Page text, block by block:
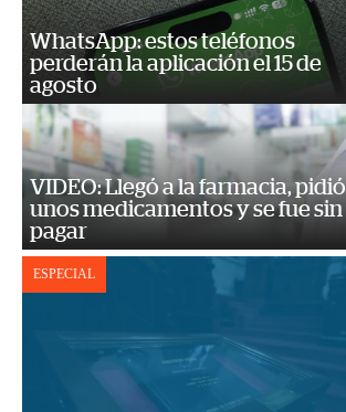
WhatsApp: estos teléfonos
perderán la aplicación el 15 de
agosto
VIDEO: Llegó a la farmacia, pidió
unos medicamentos y se fue sin
pagar
ESPECIAL